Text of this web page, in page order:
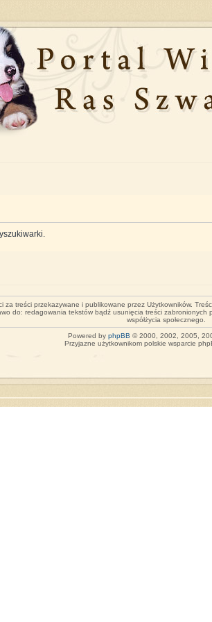
treści przekazywane i publikowane przez Użytkowników.
do: redagowania tekstów bądź usunięcia treści
współżycia społecznego.
Powered by phpBB © 2000, 2002, 2005,
Przyjazne użytkownikom polskie wsparcie